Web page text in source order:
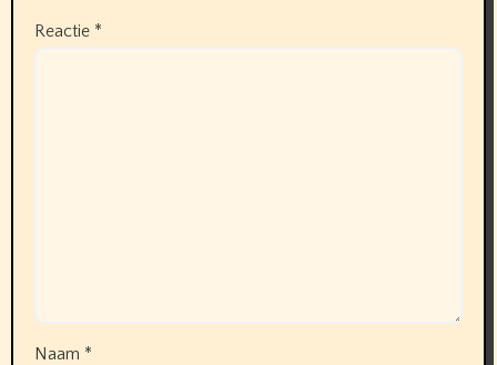
Reactie *
Naam *